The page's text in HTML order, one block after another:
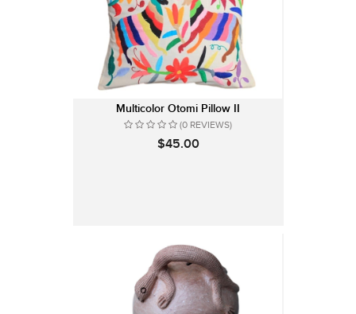
Multicolor Otomi Pillow II
(0 REVIEWS)
$45.00